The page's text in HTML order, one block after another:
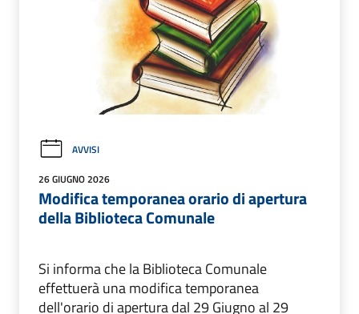
AVVISI
26 GIUGNO 2026
Modifica temporanea orario di apertura
della Biblioteca Comunale
Si informa che la Biblioteca Comunale
effettuerà una modifica temporanea
dell'orario di apertura dal 29 Giugno al 29